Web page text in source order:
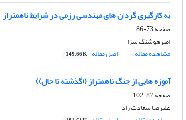
به کارگیری گردان های مهندسی رزمی در شرایط ناهمتراز
صفحه73-86
امیرهوشنگ سزا
مشاهده مقاله
اصل مقاله 149.66 K
آموزه هایی از جنگ ناهمتراز ((گذشته تا حال))
صفحه87-102
علیرضا سعادت راد